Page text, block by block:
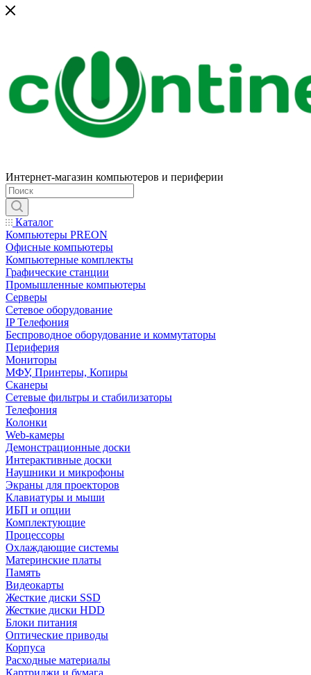
Интернет-магазин компьютеров и периферии
Каталог
Компьютеры PREON
Офисные компьютеры
Компьютерные комплекты
Графические станции
Промышленные компьютеры
Серверы
Сетевое оборудование
IP Телефония
Беспроводное оборудование и коммутаторы
Периферия
Мониторы
МФУ, Принтеры, Копиры
Сканеры
Сетевые фильтры и стабилизаторы
Телефония
Колонки
Web-камеры
Демонстрационные доски
Интерактивные доски
Наушники и микрофоны
Экраны для проекторов
Клавиатуры и мыши
ИБП и опции
Комплектующие
Процессоры
Охлаждающие системы
Материнские платы
Память
Видеокарты
Жесткие диски SSD
Жесткие диски HDD
Блоки питания
Оптические приводы
Корпуса
Расходные материалы
Картриджи и бумага